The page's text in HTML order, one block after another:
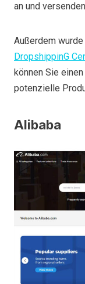
an und
Außerdem
DropshippinG
können Sie
potenzielle
Alibaba